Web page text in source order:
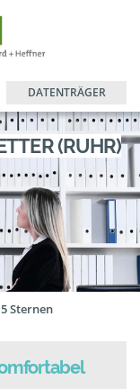
DATENTRÄGER
(RUHR)
Sternen